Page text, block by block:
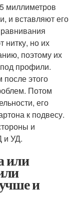
миллиметров
и вставляют его
нитку, но их
поэтому их
профили.
этого
Потом
его
к подвесу.
и
и УД.
или
и